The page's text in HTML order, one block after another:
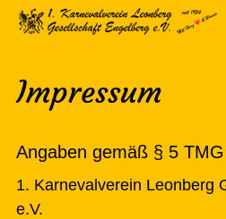
Impressum
Angaben gemäß § 5 TMG
1. Karnevalverein Leonberg
e.V.